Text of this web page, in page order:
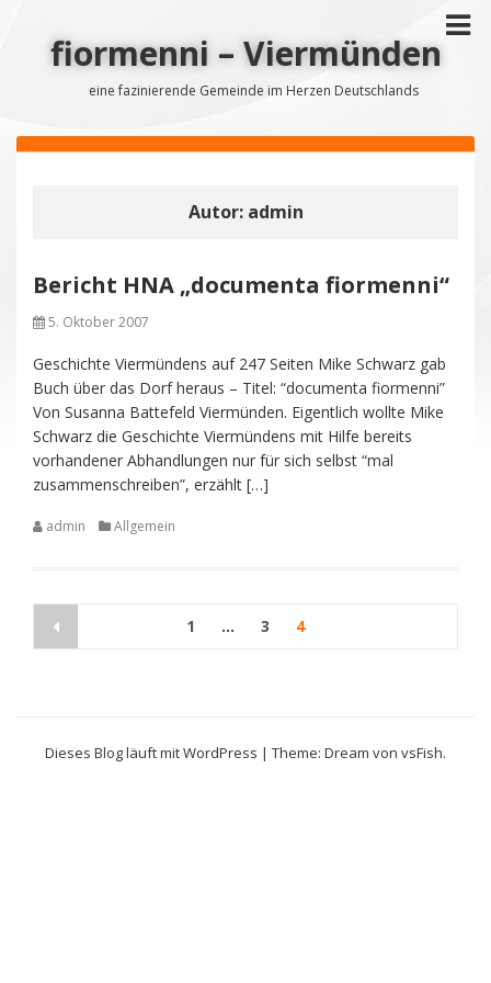
fiormenni – Viermünden
eine fazinierende Gemeinde im Herzen Deutschlands
Autor: admin
Bericht HNA „documenta fiormenni“
5. Oktober 2007
Geschichte Viermündens auf 247 Seiten Mike Schwarz gab
Buch über das Dorf heraus – Titel: “documenta fiormenni”
Von Susanna Battefeld Viermünden. Eigentlich wollte Mike
Schwarz die Geschichte Viermündens mit Hilfe bereits
vorhandener Abhandlungen nur für sich selbst “mal
zusammenschreiben”, erzählt […]
admin Allgemein
Seitennummerierung
der
1 … 3 4
Dieses Blog läuft mit WordPress | Theme: Dream von vsFish.